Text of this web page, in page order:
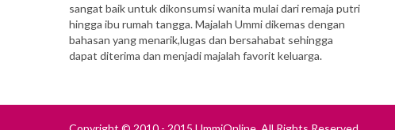
sangat baik untuk dikonsumsi wanita mulai dari remaja putri
hingga ibu rumah tangga. Majalah Ummi dikemas dengan
bahasan yang menarik,lugas dan bersahabat sehingga
dapat diterima dan menjadi majalah favorit keluarga.